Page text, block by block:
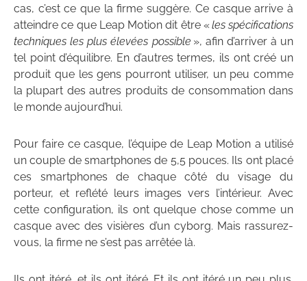
cas, c’est ce que la firme suggère. Ce casque arrive à
atteindre ce que Leap Motion dit être «les spécifications
techniques les plus élevées possible », afin d’arriver à un
tel point d’équilibre. En d’autres termes, ils ont créé un
produit que les gens pourront utiliser, un peu comme
la plupart des autres produits de consommation dans
le monde aujourd’hui.
Pour faire ce casque, l’équipe de Leap Motion a utilisé
un couple de smartphones de 5,5 pouces. Ils ont placé
ces smartphones de chaque côté du visage du
porteur, et reflété leurs images vers l’intérieur. Avec
cette configuration, ils ont quelque chose comme un
casque avec des visières d’un cyborg. Mais rassurez-
vous, la firme ne s’est pas arrêtée là.